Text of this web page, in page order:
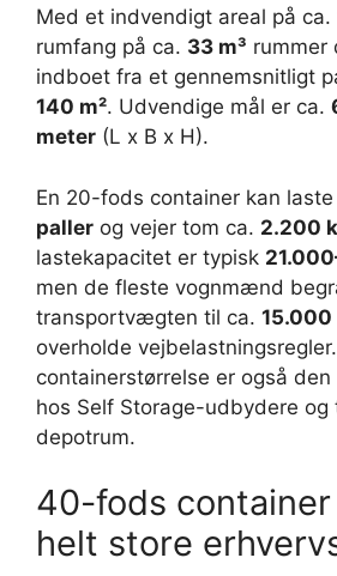
Med et indvendigt areal på ca.
rumfang på ca. 33 m³ rummer
indboet fra et gennemsnitligt
140 m². Udvendige mål er ca.
meter (L x B x H).
En 20-fods container kan
paller og vejer tom ca. 2.200
lastekapacitet er typisk
men de fleste vognmænd
transportvægten til ca. 15.000
overholde
containerstørrelse er også
hos Self Storage-udbydere
depotrum.
40-fods container
helt store